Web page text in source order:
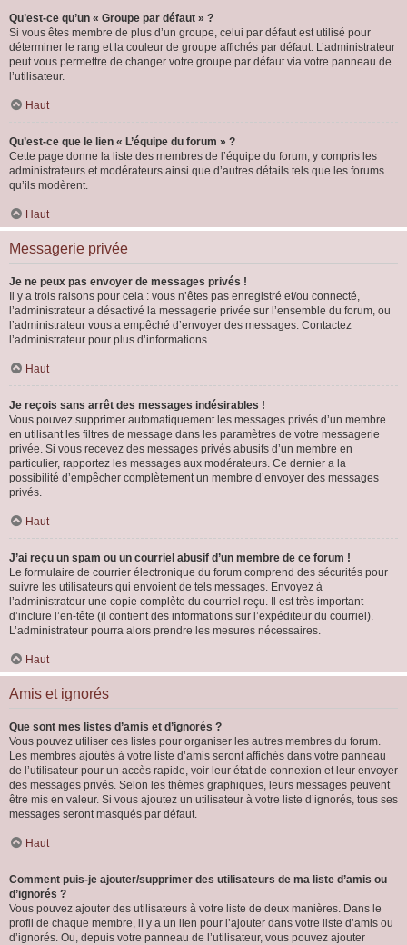
Qu’est-ce qu’un « Groupe par défaut » ?
Si vous êtes membre de plus d’un groupe, celui par défaut est utilisé pour
déterminer le rang et la couleur de groupe affichés par défaut. L’administrateur
peut vous permettre de changer votre groupe par défaut via votre panneau de
l’utilisateur.
Haut
Qu’est-ce que le lien « L’équipe du forum » ?
Cette page donne la liste des membres de l’équipe du forum, y compris les
administrateurs et modérateurs ainsi que d’autres détails tels que les forums
qu’ils modèrent.
Haut
Messagerie privée
Je ne peux pas envoyer de messages privés !
Il y a trois raisons pour cela : vous n’êtes pas enregistré et/ou connecté,
l’administrateur a désactivé la messagerie privée sur l’ensemble du forum, ou
l’administrateur vous a empêché d’envoyer des messages. Contactez
l’administrateur pour plus d’informations.
Haut
Je reçois sans arrêt des messages indésirables !
Vous pouvez supprimer automatiquement les messages privés d’un membre
en utilisant les filtres de message dans les paramètres de votre messagerie
privée. Si vous recevez des messages privés abusifs d’un membre en
particulier, rapportez les messages aux modérateurs. Ce dernier a la
possibilité d’empêcher complètement un membre d’envoyer des messages
privés.
Haut
J’ai reçu un spam ou un courriel abusif d’un membre de ce forum !
Le formulaire de courrier électronique du forum comprend des sécurités pour
suivre les utilisateurs qui envoient de tels messages. Envoyez à
l’administrateur une copie complète du courriel reçu. Il est très important
d’inclure l’en-tête (il contient des informations sur l’expéditeur du courriel).
L’administrateur pourra alors prendre les mesures nécessaires.
Haut
Amis et ignorés
Que sont mes listes d’amis et d’ignorés ?
Vous pouvez utiliser ces listes pour organiser les autres membres du forum.
Les membres ajoutés à votre liste d’amis seront affichés dans votre panneau
de l’utilisateur pour un accès rapide, voir leur état de connexion et leur envoyer
des messages privés. Selon les thèmes graphiques, leurs messages peuvent
être mis en valeur. Si vous ajoutez un utilisateur à votre liste d’ignorés, tous ses
messages seront masqués par défaut.
Haut
Comment puis-je ajouter/supprimer des utilisateurs de ma liste d’amis ou
d’ignorés ?
Vous pouvez ajouter des utilisateurs à votre liste de deux manières. Dans le
profil de chaque membre, il y a un lien pour l’ajouter dans votre liste d’amis ou
d’ignorés. Ou, depuis votre panneau de l’utilisateur, vous pouvez ajouter